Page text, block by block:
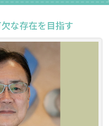
な存在を目指す